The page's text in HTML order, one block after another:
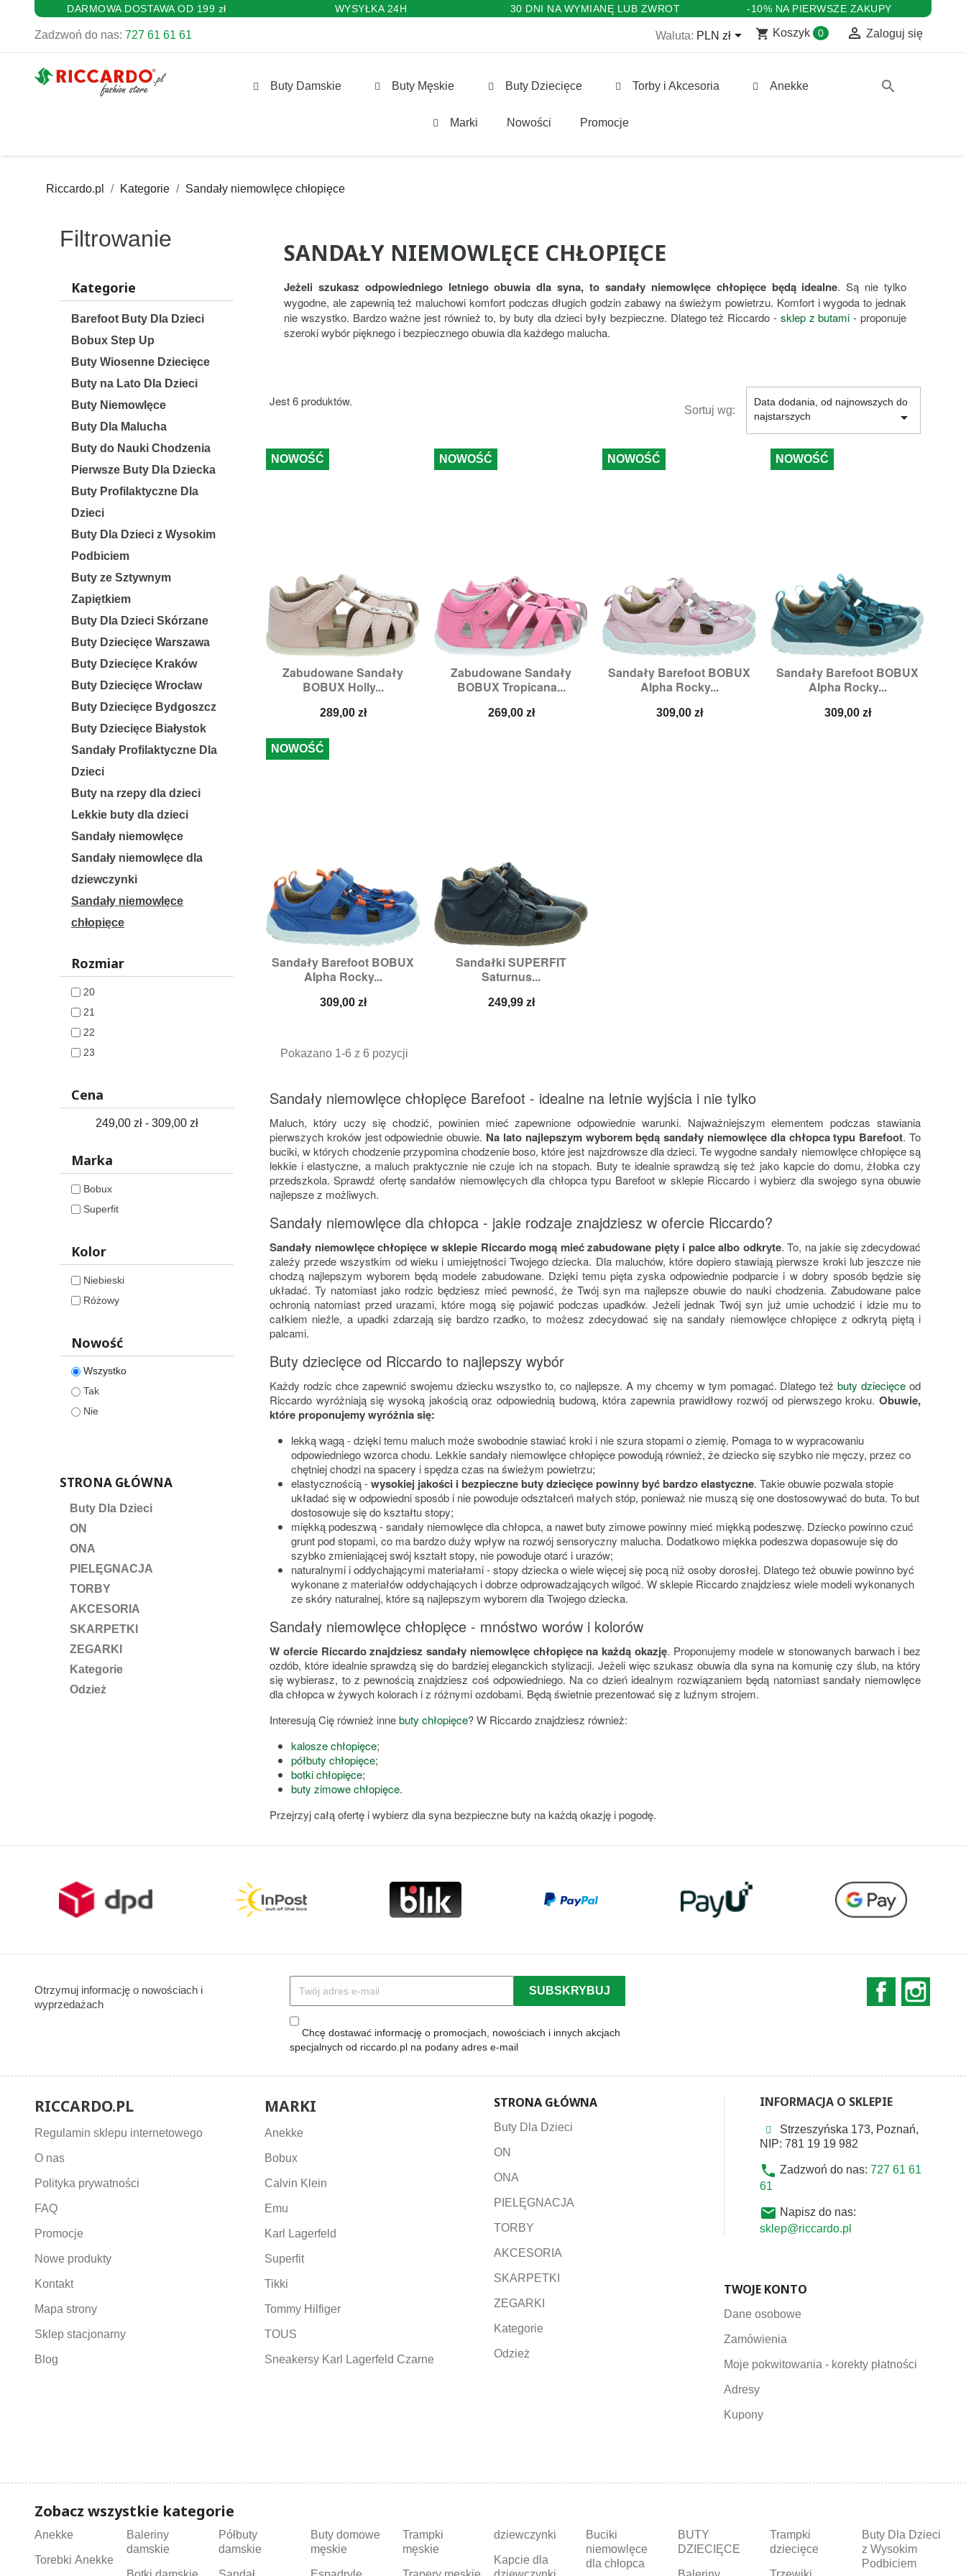
DARMOWA DOSTAWA OD 199 zł WYSYŁKA 24H 30 DNI NA WYMIANĘ LUB ZWROT -10% NA PIERWSZE ZAKUPY
Zadzwoń do nas: 727 61 61 61 Waluta: PLN zł shopping_cart Koszyk 0  Zaloguj się
Buty Damskie Buty Męskie Buty Dziecięce Torby i Akcesoria Anekke
Marki Nowości Promocje
search
Riccardo.pl Kategorie Sandały niemowlęce chłopięce
Filtrowanie
Kategorie
Barefoot Buty Dla Dzieci
Bobux Step Up
Buty Wiosenne Dziecięce
Buty na Lato Dla Dzieci
Buty Niemowlęce
Buty Dla Malucha
Buty do Nauki Chodzenia
Pierwsze Buty Dla Dziecka
Buty Profilaktyczne Dla
Dzieci
Buty Dla Dzieci z Wysokim
Podbiciem
Buty ze Sztywnym
Zapiętkiem
Buty Dla Dzieci Skórzane
Buty Dziecięce Warszawa
Buty Dziecięce Kraków
Buty Dziecięce Wrocław
Buty Dziecięce Bydgoszcz
Buty Dziecięce Białystok
Sandały Profilaktyczne Dla
Dzieci
Buty na rzepy dla dzieci
Lekkie buty dla dzieci
Sandały niemowlęce
Sandały niemowlęce dla
dziewczynki
Sandały niemowlęce
chłopięce
Rozmiar
20
21
22
23
Cena
249,00 zł - 309,00 zł
Marka
Bobux
Superfit
Kolor
Niebieski
Różowy
Nowość
Wszystko
Tak
Nie
STRONA GŁÓWNA
Buty Dla Dzieci
ON
ONA
PIELĘGNACJA
TORBY
AKCESORIA
SKARPETKI
ZEGARKI
Kategorie
Odzież
SANDAŁY NIEMOWLĘCE CHŁOPIĘCE
Jeżeli szukasz odpowiedniego letniego obuwia dla syna, to sandały niemowlęce chłopięce będą idealne. Są nie tylko
wygodne, ale zapewnią też maluchowi komfort podczas długich godzin zabawy na świeżym powietrzu. Komfort i wygoda to jednak
nie wszystko. Bardzo ważne jest również to, by buty dla dzieci były bezpieczne. Dlatego też Riccardo - sklep z butami - proponuje
szeroki wybór pięknego i bezpiecznego obuwia dla każdego malucha.
Jest 6 produktów.
Sortuj wg:
Data dodania, od najnowszych do
najstarszych

Zabudowane Sandały
BOBUX Holly...
Cena
289,00 zł
Szybki podgląd
Rozmiary: 20, 21,22
NOWOŚĆ
Zabudowane Sandały
BOBUX Tropicana...
Cena
269,00 zł
Szybki podgląd
Rozmiary:20,21
NOWOŚĆ
Sandały Barefoot BOBUX
Alpha Rocky...
Cena
309,00 zł
Szybki podgląd
Rozmiary: 22
NOWOŚĆ
Sandały Barefoot BOBUX
Alpha Rocky...
Cena
309,00 zł
Szybki podgląd
Rozmiary:21,22
NOWOŚĆ
Sandały Barefoot BOBUX
Alpha Rocky...
Cena
309,00 zł
Szybki podgląd
Rozmiary: 21
NOWOŚĆ
Sandałki SUPERFIT
Saturnus...
Cena
249,99 zł
Szybki podgląd
Rozmiary:20,21,
Pokazano 1-6 z 6 pozycji
Sandały niemowlęce chłopięce Barefoot - idealne na letnie wyjścia i nie tylko
Maluch, który uczy się chodzić, powinien mieć zapewnione odpowiednie warunki. Najważniejszym elementem podczas stawiania
pierwszych kroków jest odpowiednie obuwie. Na lato najlepszym wyborem będą sandały niemowlęce dla chłopca typu Barefoot. To
buciki, w których chodzenie przypomina chodzenie boso, które jest najzdrowsze dla dzieci. Te wygodne sandały niemowlęce chłopięce są
lekkie i elastyczne, a maluch praktycznie nie czuje ich na stopach. Buty te idealnie sprawdzą się też jako kapcie do domu, żłobka czy
przedszkola. Sprawdź ofertę sandałów niemowlęcych dla chłopca typu Barefoot w sklepie Riccardo i wybierz dla swojego syna obuwie
najlepsze z możliwych.
Sandały niemowlęce dla chłopca - jakie rodzaje znajdziesz w ofercie Riccardo?
Sandały niemowlęce chłopięce w sklepie Riccardo mogą mieć zabudowane pięty i palce albo odkryte. To, na jakie się zdecydować
zależy przede wszystkim od wieku i umiejętności Twojego dziecka. Dla maluchów, które dopiero stawiają pierwsze kroki lub jeszcze nie
chodzą najlepszym wyborem będą modele zabudowane. Dzięki temu pięta zyska odpowiednie podparcie i w dobry sposób będzie się
układać. Ty natomiast jako rodzic będziesz mieć pewność, że Twój syn ma najlepsze obuwie do nauki chodzenia. Zabudowane palce
ochronią natomiast przed urazami, które mogą się pojawić podczas upadków. Jeżeli jednak Twój syn już umie uchodzić i idzie mu to
całkiem nieźle, a upadki zdarzają się bardzo rzadko, to możesz zdecydować się na sandały niemowlęce chłopięce z odkrytą piętą i
palcami.
Buty dziecięce od Riccardo to najlepszy wybór
Każdy rodzic chce zapewnić swojemu dziecku wszystko to, co najlepsze. A my chcemy w tym pomagać. Dlatego teżbuty dziecięce od
Riccardo wyróżniają się wysoką jakością oraz odpowiednią budową, która zapewnia prawidłowy rozwój od pierwszego kroku. Obuwie,
które proponujemy wyróżnia się:
lekką wagą - dzięki temu maluch może swobodnie stawiać kroki i nie szura stopami o ziemię. Pomaga to w wypracowaniu
odpowiedniego wzorca chodu. Lekkie sandały niemowlęce chłopięce powodują również, że dziecko się szybko nie męczy, przez co
chętniej chodzi na spacery i spędza czas na świeżym powietrzu;
elastycznością -wysokiej jakości i bezpieczne buty dziecięce powinny być bardzo elastyczne. Takie obuwie pozwala stopie
układać się w odpowiedni sposób i nie powoduje odształceń małych stóp, ponieważ nie muszą się one dostosowywać do buta. To but
dostosowuje się do kształtu stopy;
miękką podeszwą - sandały niemowlęce dla chłopca, a nawet buty zimowe powinny mieć miękką podeszwę. Dziecko powinno czuć
grunt pod stopami, co ma bardzo duży wpływ na rozwój sensoryczny malucha. Dodatkowo miękka podeszwa dopasowuje się do
szybko zmieniającej swój kształt stopy, nie powoduje otarć i urazów;
naturalnymi i oddychającymi materiałami - stopy dziecka o wiele więcej się pocą niż osoby dorosłej. Dlatego też obuwie powinno być
wykonane z materiałów oddychających i dobrze odprowadzających wilgoć. W sklepie Riccardo znajdziesz wiele modeli wykonanych
ze skóry naturalnej, które są najlepszym wyborem dla Twojego dziecka.
Sandały niemowlęce chłopięce - mnóstwo worów i kolorów
W ofercie Riccardo znajdziesz sandały niemowlęce chłopięce na każdą okazję. Proponujemy modele w stonowanych barwach i bez
ozdób, które idealnie sprawdzą się do bardziej eleganckich stylizacji. Jeżeli więc szukasz obuwia dla syna na komunię czy ślub, na który
się wybierasz, to z pewnością znajdziesz coś odpowiedniego. Na co dzień idealnym rozwiązaniem będą natomiast sandały niemowlęce
dla chłopca w żywych kolorach i z różnymi ozdobami. Będą świetnie prezentować się z luźnym strojem.
Interesują Cię również innebuty chłopięce? W Riccardo znajdziesz również:
kalosze chłopięce;
półbuty chłopięce;
botki chłopięce;
buty zimowe chłopięce.
Przejrzyj całą ofertę i wybierz dla syna bezpieczne buty na każdą okazję i pogodę.
Otrzymuj informację o nowościach i
wyprzedażach
Chcę dostawać informację o promocjach, nowościach i innych akcjach
specjalnych od riccardo.pl na podany adres e-mail
Facebook
RICCARDO.PL
Regulamin sklepu internetowego
O nas
Polityka prywatności
FAQ
Promocje
Nowe produkty
Kontakt
Mapa strony
Sklep stacjonarny
Blog
MARKI
Anekke
Bobux
Calvin Klein
Emu
Karl Lagerfeld
Superfit
Tikki
Tommy Hilfiger
TOUS
Sneakersy Karl Lagerfeld Czarne
STRONA GŁÓWNA
Buty Dla Dzieci
ON
ONA
PIELĘGNACJA
TORBY
AKCESORIA
SKARPETKI
ZEGARKI
Kategorie
Odzież
INFORMACJA O SKLEPIE
Strzeszyńska 173, Poznań,
NIP: 781 19 19 982
phone Zadzwoń do nas: 727 61 61
61
email Napisz do nas:
sklep@riccardo.pl
TWOJE KONTO
Dane osobowe
Zamówienia
Moje pokwitowania - korekty płatności
Adresy
Kupony
Zobacz wszystkie kategorie
Anekke
Torebki Anekke
Baleriny
damskie
Półbuty
damskie
Buty domowe
męskie
Trampki
męskie
dziewczynki
Kapcie dla
Buciki
niemowlęce
dla chłopca
BUTY
DZIECIĘCE
Trampki
dziecięce
Buty Dla Dzieci
z Wysokim
Podbiciem